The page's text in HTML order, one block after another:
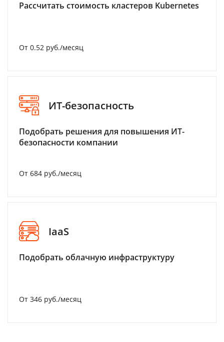
Рассчитать стоимость кластеров Kubernetes
От 0.52 руб./месяц
ИТ-безопасность
Подобрать решения для повышения ИТ-
безопасности компании
От 684 руб./месяц
IaaS
Подобрать облачную инфраструктуру
От 346 руб./месяц